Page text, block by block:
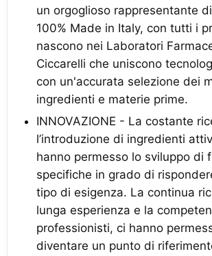
un orgoglioso rappresentante
100% Made in Italy, con tutti i
nascono nei Laboratori
Ciccarelli che uniscono
con un'accurata selezione dei
ingredienti e materie prime.
INNOVAZIONE - La costante
l’introduzione di ingredienti
hanno permesso lo sviluppo di
specifiche in grado di
tipo di esigenza. La continua
lunga esperienza e la
professionisti, ci hanno
diventare un punto di